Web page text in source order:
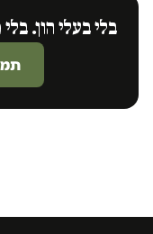
בלי בעלי הון.